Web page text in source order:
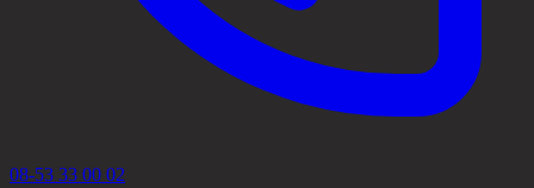
08-53 33 00 02